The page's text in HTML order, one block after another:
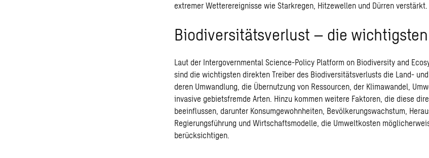
extremer Wetterereignisse wie Starkregen, Hitzewellen und Dürren verstärkt.
Biodiversitätsverlust – die
Laut der Intergovernmental Science-Policy Platform on Biodiversity and
sind die wichtigsten direkten Treiber des Biodiversitätsverlusts die Land-
deren Umwandlung, die Übernutzung von Ressourcen, der Klimawandel,
invasive gebietsfremde Arten. Hinzu kommen weitere Faktoren, die diese
beeinflussen, darunter Konsumgewohnheiten, Bevölkerungswachstum,
Regierungsführung und Wirtschaftsmodelle, die Umweltkosten
berücksichtigen.